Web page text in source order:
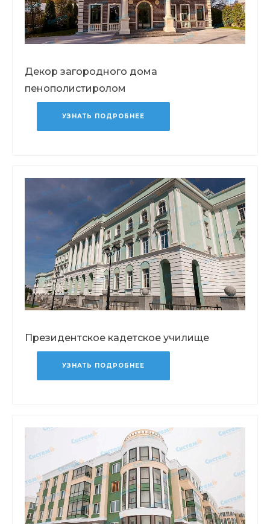
Декор загородного дома
пенополистиролом
УЗНАТЬ ПОДРОБНЕЕ
Президентское кадетское училище
УЗНАТЬ ПОДРОБНЕЕ